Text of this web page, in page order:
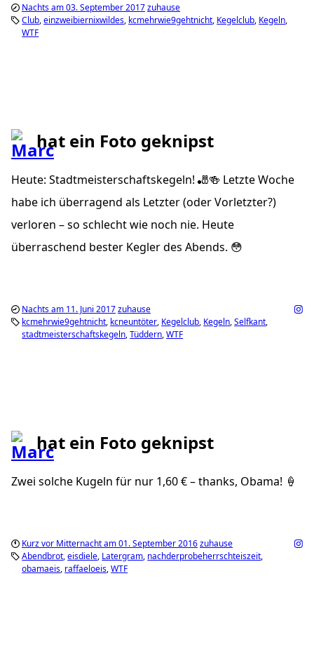
Nachts am 03. September 2017zuhause
Club einzweibiernixwildes kcmehrwie9gehtnicht Kegelclub Kegeln
WTF
hat ein Foto geknipst
Heute: Stadtmeisterschaftskegeln! 🎳🍻 Letzte Woche
habe ich überragend als Letzter (oder Vorletzter?)
verloren – so schlecht wie noch nie. Heute
überraschend bester Kegler des Abends. 😳
Nachts am 11. Juni 2017zuhause
kcmehrwie9gehtnicht kcneuntöter Kegelclub Kegeln Selfkant
stadtmeisterschaftskegeln Tüddern WTF
hat ein Foto geknipst
Zwei solche Kugeln für nur 1,60 € – thanks, Obama! 🍦
Kurz vor Mitternacht am 01. September 2016zuhause
Abendbrot eisdiele Latergram nachderprobeherrschteiszeit
obamaeis raffaeloeis WTF